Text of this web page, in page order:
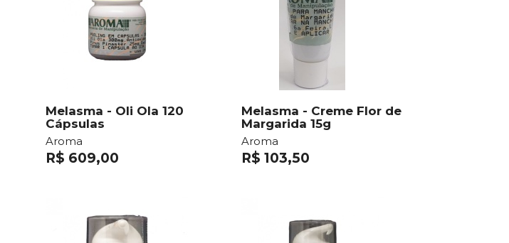
Melasma - Oli Ola 120
Cápsulas
Aroma
R$ 609,00
Melasma - Creme Flor de
Margarida 15g
Aroma
R$ 103,50